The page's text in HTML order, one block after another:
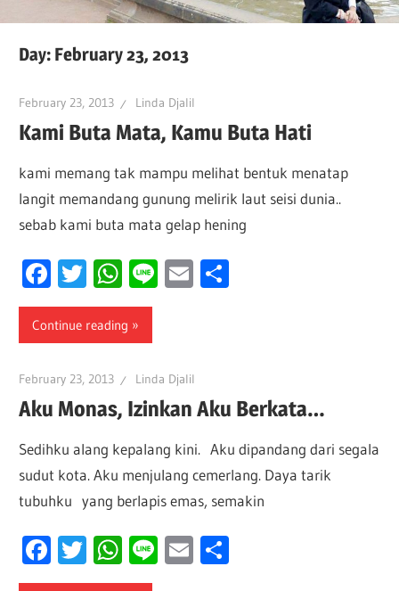
Day: February 23, 2013
February 23, 2013 Linda Djalil
Kami Buta Mata, Kamu Buta Hati
kami memang tak mampu melihat bentuk menatap
langit memandang gunung melirik laut seisi dunia..
sebab kami buta mata gelap hening
Facebook
Twitter
WhatsApp
LineEmail
Continue reading
February 23, 2013 Linda Djalil
Aku Monas, Izinkan Aku Berkata…
Sedihku alang kepalang kini. Aku dipandang dari segala
sudut kota. Aku menjulang cemerlang. Daya tarik
tubuhku yang berlapis emas, semakin
Facebook
Twitter
WhatsApp
LineEmail